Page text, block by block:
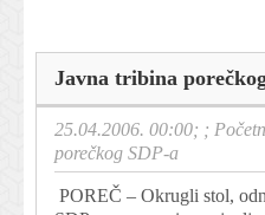
Javna tribina
25.04.2006. 00:00; ;
porečkog SDP-a
POREČ – Okrugli stol,